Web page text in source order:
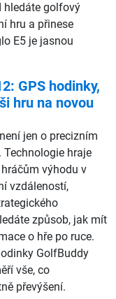
hledáte golfový
hru a přinese
E5 je jasnou
GPS hodinky,
hru na novou
jen o precizním
Technologie hraje
výhodu v
vzdáleností,
způsob, jak mít
o hře po ruce.
GolfBuddy
vše, co
převýšení.